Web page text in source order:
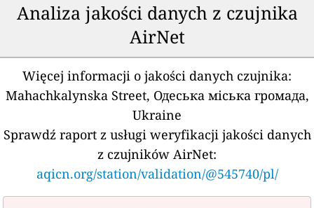
Analiza jakości danych z czujnika
AirNet
Więcej informacji o jakości danych czujnika:
Mahachkalynska Street, Одеська міська громада,
Ukraine
Sprawdź raport z usługi weryfikacji jakości danych
z czujników AirNet:
aqicn.org/station/validation/@545740/pl/